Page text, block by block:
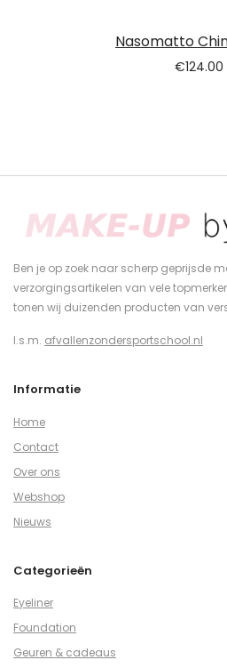
Nasomatto
€124.00
Ben je op zoek naar scherp geprijsde
verzorgingsartikelen van vele
tonen wij duizenden producten van
I.s.m. afvallenzondersportschool.nl
Informatie
Home
Contact
Over ons
Webshop
Nieuws
Categorieën
Eyeliner
Foundation
Geuren & cadeaus